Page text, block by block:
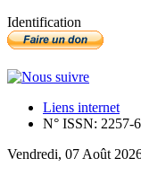
Identification
Liens internet
N° ISSN: 2257-
Vendredi, 07 Août